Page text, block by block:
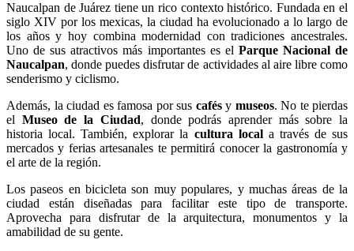
Naucalpan de Juárez tiene un rico contexto histórico. Fundada en el
siglo XIV por los mexicas, la ciudad ha evolucionado a lo largo de
los años y hoy combina modernidad con tradiciones ancestrales.
Uno de sus atractivos más importantes es el Parque Nacional de
Naucalpan, donde puedes disfrutar de actividades al aire libre como
senderismo y ciclismo.
Además, la ciudad es famosa por sus cafésy museos. No te pierdas
el Museo de la Ciudad, donde podrás aprender más sobre la
historia local. También, explorar la cultura locala través de sus
mercados y ferias artesanales te permitirá conocer la gastronomía y
el arte de la región.
Los paseos en bicicleta son muy populares, y muchas áreas de la
ciudad están diseñadas para facilitar este tipo de transporte.
Aprovecha para disfrutar de la arquitectura, monumentos y la
amabilidad de su gente.